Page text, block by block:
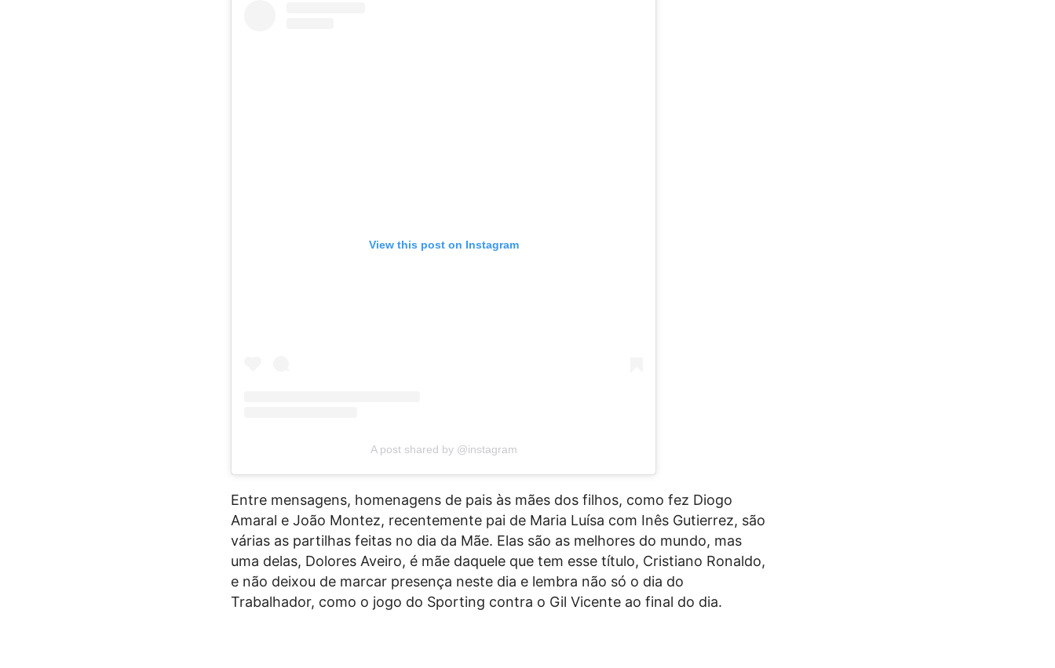
View this post on Instagram
A post shared by @instagram
Entre mensagens, homenagens de pais às mães dos filhos, como fez Diogo
Amaral e João Montez, recentemente pai de Maria Luísa com Inês Gutierrez, são
várias as partilhas feitas no dia da Mãe. Elas são as melhores do mundo, mas
uma delas, Dolores Aveiro, é mãe daquele que tem esse título, Cristiano Ronaldo,
e não deixou de marcar presença neste dia e lembra não só o dia do
Trabalhador, como o jogo do Sporting contra o Gil Vicente ao final do dia.